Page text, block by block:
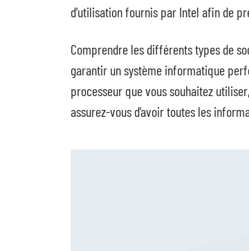
d’utilisation fournis par Intel afin de
Comprendre les différents types de
garantir un système informatique
processeur que vous souhaitez
assurez-vous d’avoir toutes les